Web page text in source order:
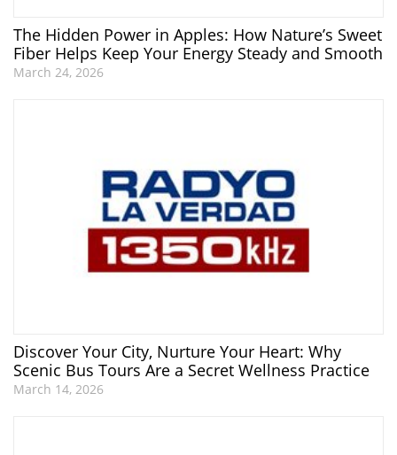
The Hidden Power in Apples: How Nature’s Sweet
Fiber Helps Keep Your Energy Steady and Smooth
March 24, 2026
Discover Your City, Nurture Your Heart: Why
Scenic Bus Tours Are a Secret Wellness Practice
March 14, 2026